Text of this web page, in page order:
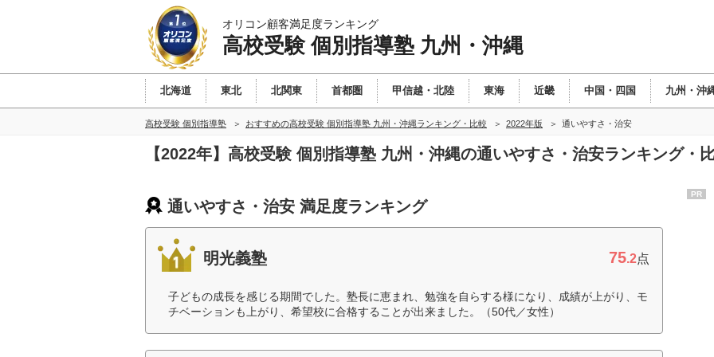
オリコン顧客満足度ランキング
高校受験 個別指導塾 九州・沖縄
北海道 東北 北関東 首都圏 甲信越・北陸 東海 近畿 中国・四国 九州・沖
高校受験 個別指導塾 おすすめの高校受験 個別指導塾 九州・沖縄ランキング・比較 2022年版 通いやすさ・治安
【2022年】高校受験 個別指導塾 九州・沖縄の通いやすさ・治安ランキング・
通いやすさ・治安 満足度ランキング
明光義塾 75.2点
子どもの成長を感じる期間でした。塾長に恵まれ、勉強を自らする様になり、成績が上がり、モ
チベーションも上がり、希望校に合格することが出来ました。（50代／女性）
PR